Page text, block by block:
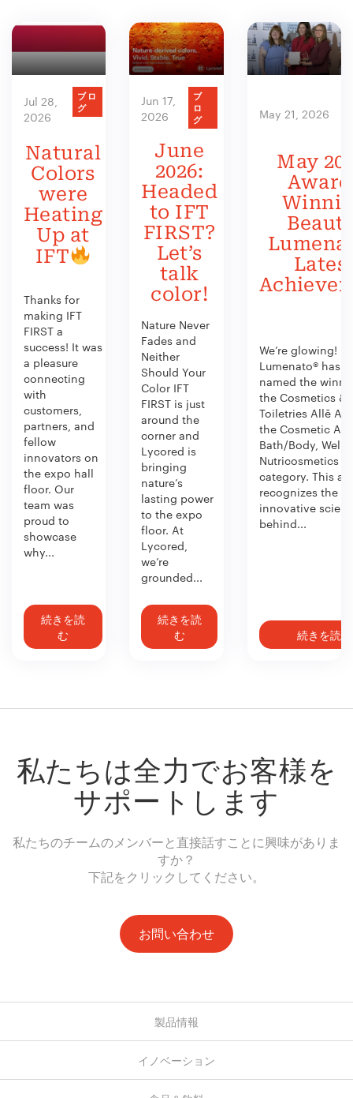
Jul 28,
2026
ブロ
グ
Natural
Colors
were
Heating
Up at
IFT
Thanks for
making IFT
FIRST a
success! It was
a pleasure
connecting
with
customers,
partners, and
fellow
innovators on
the expo hall
floor. Our
team was
proud to
showcase
why...
続きを読
む
Jun 17,
2026
ブ
ロ
グ
June
2026:
Headed
to IFT
FIRST?
Let’s
talk
color!
Nature Never
Fades and
Neither
Should Your
Color IFT
FIRST is just
around the
corner and
Lycored is
bringing
nature’s
lasting power
to the expo
floor. At
Lycored,
we’re
grounded...
続きを読
む
May 21, 2026
May
We’re glowing!
Lumenato® has
named the
the Cosmetics &
Toiletries Allē
the Cosmetic
Bath/Body,
Nutricosmetics
category. This
recognizes the
innovative
behind...
続きを読む
私たちは全力でお客様を
サポートします
私たちのチームのメンバーと直接話すことに興味がありま
すか？
下記をクリックしてください。
お問い合わせ
製品情報
イノベーション